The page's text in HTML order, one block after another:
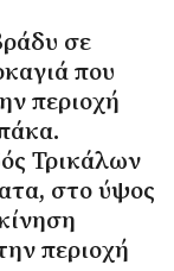
σε
που
περιοχή
Τρικάλων
στο ύψος
περιοχή